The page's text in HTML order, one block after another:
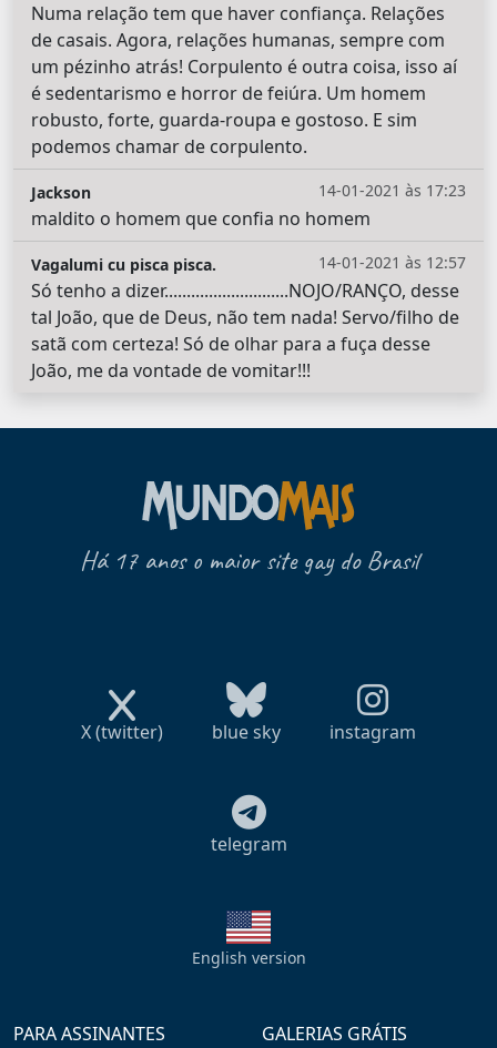
Numa relação tem que haver confiança. Relações
de casais. Agora, relações humanas, sempre com
um pézinho atrás! Corpulento é outra coisa, isso aí
é sedentarismo e horror de feiúra. Um homem
robusto, forte, guarda-roupa e gostoso. E sim
podemos chamar de corpulento.
14-01-2021 às 17:23
Jackson
maldito o homem que confia no homem
14-01-2021 às 12:57
Vagalumi cu pisca pisca.
Só tenho a dizer............................NOJO/RANÇO, desse
tal João, que de Deus, não tem nada! Servo/filho de
satã com certeza! Só de olhar para a fuça desse
João, me da vontade de vomitar!!!
Há 17 anos o maior site gay do Brasil
X (twitter) blue sky instagram
telegram
English version
PARA ASSINANTES
GALERIAS GRÁTIS